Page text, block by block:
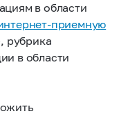
в области
приемную
рубрика
в области